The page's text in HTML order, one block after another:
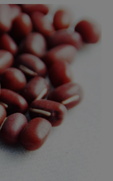
乳製品
米麵雜糧
水產
一籃菜真心話
合作聯合國
生活提案
親子食育